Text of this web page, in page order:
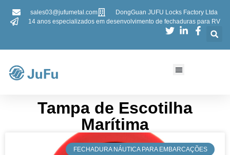
sales03@jufumetal.com
DongGuan JUFU Locks Factory Ltda
14 anos especializados em desenvolvimento de fechaduras para RV
​​Tampa de Escotilha
Marítima​​
​FECHADURA NÁUTICA PARA EMBARCAÇÕES